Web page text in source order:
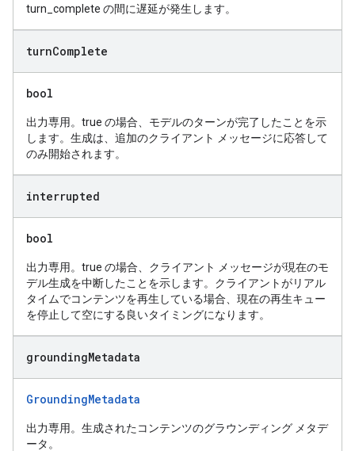
turn_complete の間に遅延が発生します。
turnComplete
bool
出力専用。true の場合、モデルのターンが完了したことを示
します。生成は、追加のクライアント メッセージに応答して
のみ開始されます。
interrupted
bool
出力専用。true の場合、クライアント メッセージが現在のモ
デル生成を中断したことを示します。クライアントがリアル
タイムでコンテンツを再生している場合、現在の再生キュー
を停止して空にする良いタイミングになります。
groundingMetadata
GroundingMetadata
出力専用。生成されたコンテンツのグラウンディング メタデ
ータ。